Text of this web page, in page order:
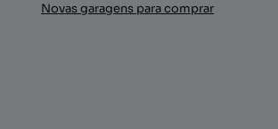
Novas garagens para comprar